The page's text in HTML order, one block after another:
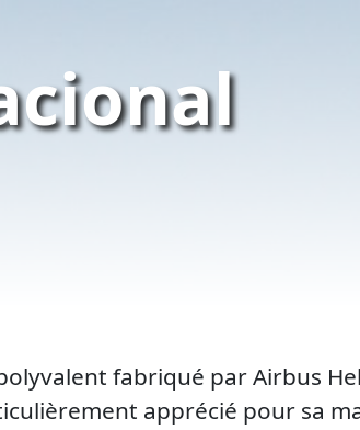
fabriqué par Airbus
apprécié pour sa